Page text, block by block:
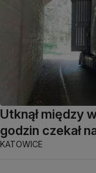
Utknął między
godzin czekał
KATOWICE